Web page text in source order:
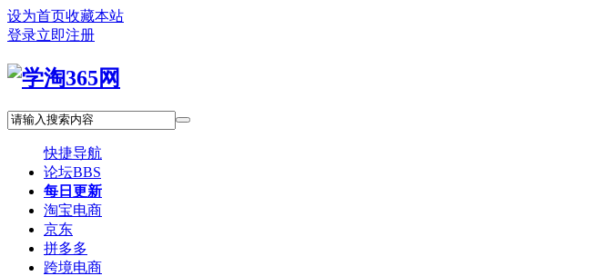
设为首页收藏本站
登录立即注册
快捷导航
论坛BBS
每日更新
淘宝电商
京东
拼多多
跨境电商